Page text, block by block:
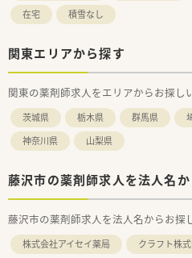
在宅
積雪なし
関東エリアから探す
関東の薬剤師求人をエリアからお探し
茨城県 栃木県 群馬県
神奈川県
山梨県
藤沢市の薬剤師求人を法人名
藤沢市の薬剤師求人を法人名からお探
株式会社アイセイ薬局 クラフト株